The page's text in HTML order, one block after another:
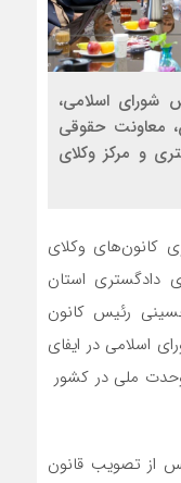
اسلامی،
معاونت حقوقی
و مرکز وکلای
کانون‌های وکلای
دادگستری استان
رئیس کانون
اسلامی در ایفای
ملی در کشور
از تصویب قانون